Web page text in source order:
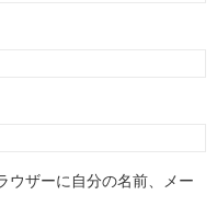
ウザーに自分の名前、メー